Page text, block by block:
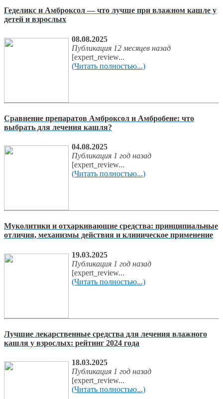
Геделикс и Амброксол — что лучше при влажном кашле у
детей и взрослых
08.08.2025
Публикация 12 месяцев назад
[expert_review...
(Читать полностью...)
Сравнение препаратов Амброксол и Амбробене: что
выбрать для лечения кашля?
04.08.2025
Публикация 1 год назад
[expert_review...
(Читать полностью...)
Муколитики и отхаркивающие средства: принципиальные
отличия, механизмы действия и клиническое применение
19.03.2025
Публикация 1 год назад
[expert_review...
(Читать полностью...)
Лучшие лекарственные средства для лечения влажного
кашля у взрослых: рейтинг 2024 года
18.03.2025
Публикация 1 год назад
[expert_review...
(Читать полностью...)